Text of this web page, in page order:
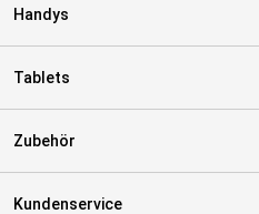
Handys
Tablets
Zubehör
Kundenservice